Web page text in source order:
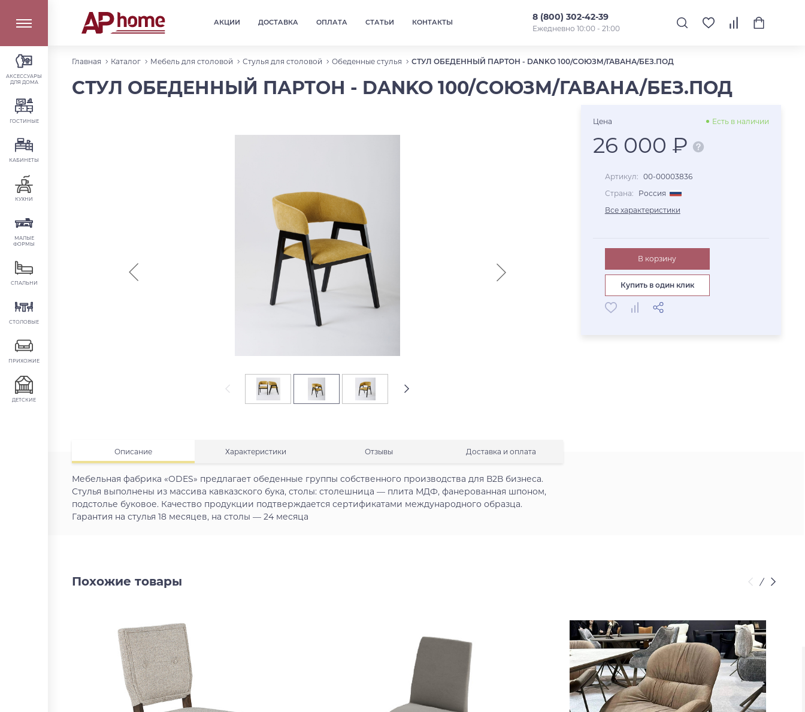
АКЦИИ ДОСТАВКА ОПЛАТА СТАТЬИ КОНТАКТЫ 8 (800) 302-42-39
Ежедневно 10:00 - 21:00
АКСЕССУАРЫ
ДЛЯ ДОМА
ГОСТИНЫЕ
КАБИНЕТЫ
КУХНИ
МАЛЫЕ
ФОРМЫ
СПАЛЬНИ
СТОЛОВЫЕ
ПРИХОЖИЕ
ДЕТСКИЕ
Главная Каталог Мебель для столовой Стулья для столовой Обеденные стулья СТУЛ ОБЕДЕННЫЙ ПАРТОН - DANKO 100/СОЮЗМ/ГАВАНА/БЕЗ.ПОД
СТУЛ ОБЕДЕННЫЙ ПАРТОН - DANKO 100/СОЮЗМ/ГАВАНА/БЕЗ.ПОД
Описание Характеристики Отзывы Доставка и оплата
Мебельная фабрика «ODES» предлагает обеденные группы собственного производства для В2В бизнеса.
Стулья выполнены из массива кавказского бука, столы: столешница — плита МДФ, фанерованная шпоном,
подстолье буковое. Качество продукции подтверждается сертификатами международного образца.
Гарантия на стулья 18 месяцев, на столы — 24 месяца
Цена Есть в наличии
26 000 ₽
Артикул: 00-00003836
Страна:
Россия
Все характеристики
В корзину
Купить в один клик
Похожие товары